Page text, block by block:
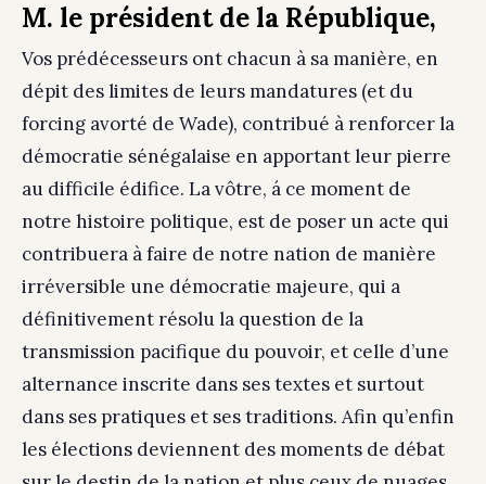
M. le président de la République,
Vos prédécesseurs ont chacun à sa manière, en
dépit des limites de leurs mandatures (et du
forcing avorté de Wade), contribué à renforcer la
démocratie sénégalaise en apportant leur pierre
au difficile édifice. La vôtre, á ce moment de
notre histoire politique, est de poser un acte qui
contribuera à faire de notre nation de manière
irréversible une démocratie majeure, qui a
définitivement résolu la question de la
transmission pacifique du pouvoir, et celle d’une
alternance inscrite dans ses textes et surtout
dans ses pratiques et ses traditions. Afin qu’enfin
les élections deviennent des moments de débat